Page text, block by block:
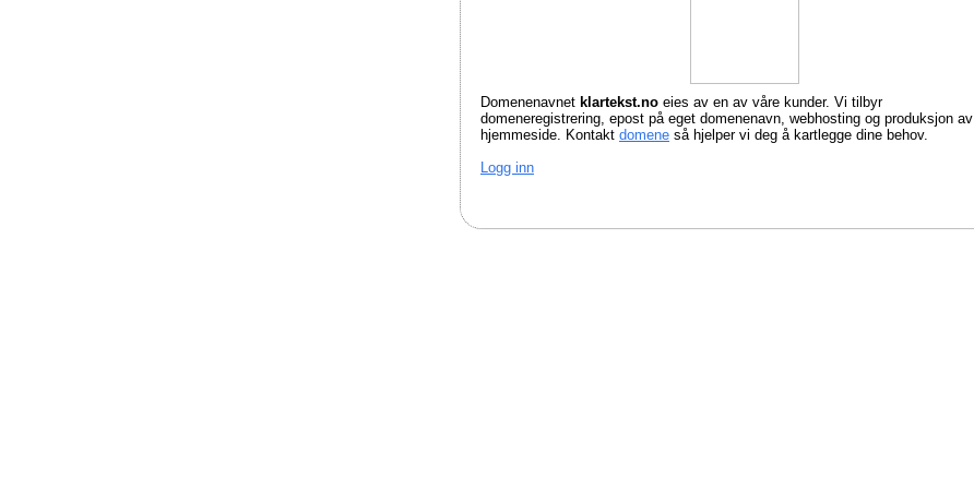
Domenenavnet klartekst.no eies av en av våre kunder. Vi tilbyr
domeneregistrering, epost på eget domenenavn, webhosting og produksjon av
hjemmeside. Kontakt domene så hjelper vi deg å kartlegge dine behov.
Logg inn